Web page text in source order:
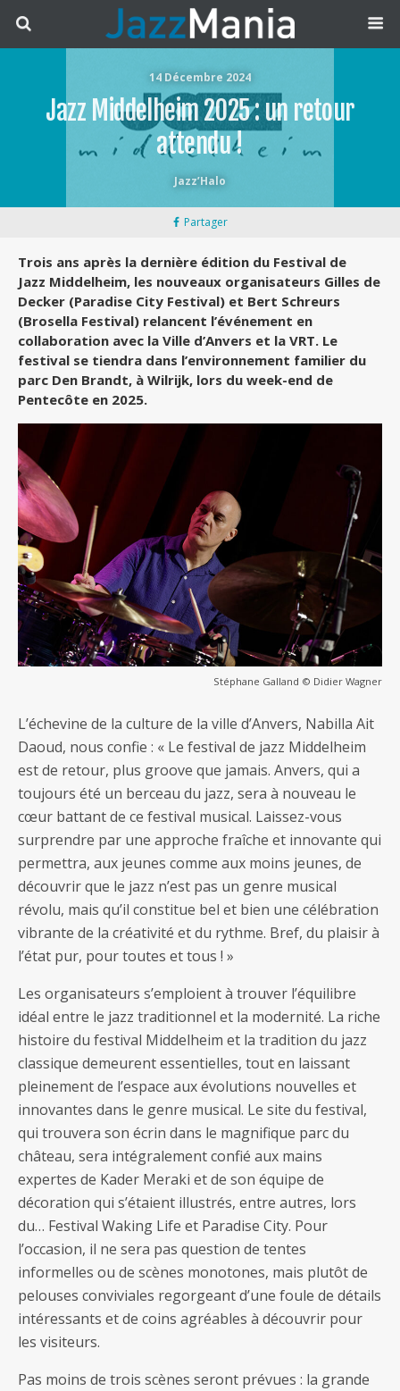
14 Décembre 2024
Jazz Middelheim 2025 : un retour
attendu !
Jazz’Halo
Partager
Trois ans après la dernière édition du Festival de
Jazz Middelheim, les nouveaux organisateurs Gilles de
Decker (Paradise City Festival) et Bert Schreurs
(Brosella Festival) relancent l’événement en
collaboration avec la Ville d’Anvers et la VRT. Le
festival se tiendra dans l’environnement familier du
parc Den Brandt, à Wilrijk, lors du week-end de
Pentecôte en 2025.
Stéphane Galland © Didier Wagner
L’échevine de la culture de la ville d’Anvers, Nabilla Ait
Daoud, nous confie : « Le festival de jazz Middelheim
est de retour, plus groove que jamais. Anvers, qui a
toujours été un berceau du jazz, sera à nouveau le
cœur battant de ce festival musical. Laissez-vous
surprendre par une approche fraîche et innovante qui
permettra, aux jeunes comme aux moins jeunes, de
découvrir que le jazz n’est pas un genre musical
révolu, mais qu’il constitue bel et bien une célébration
vibrante de la créativité et du rythme. Bref, du plaisir à
l’état pur, pour toutes et tous ! »
Les organisateurs s’emploient à trouver l’équilibre
idéal entre le jazz traditionnel et la modernité. La riche
histoire du festival Middelheim et la tradition du jazz
classique demeurent essentielles, tout en laissant
pleinement de l’espace aux évolutions nouvelles et
innovantes dans le genre musical. Le site du festival,
qui trouvera son écrin dans le magnifique parc du
château, sera intégralement confié aux mains
expertes de Kader Meraki et de son équipe de
décoration qui s’étaient illustrés, entre autres, lors
du… Festival Waking Life et Paradise City. Pour
l’occasion, il ne sera pas question de tentes
informelles ou de scènes monotones, mais plutôt de
pelouses conviviales regorgeant d’une foule de détails
intéressants et de coins agréables à découvrir pour
les visiteurs.
Pas moins de trois scènes seront prévues : la grande